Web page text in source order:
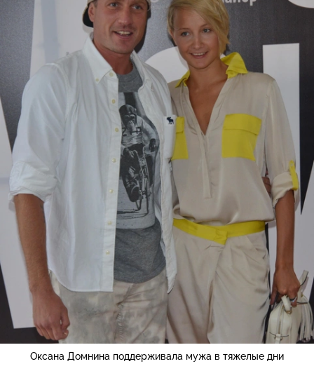
Оксана Домнина поддерживала мужа в тяжелые дни